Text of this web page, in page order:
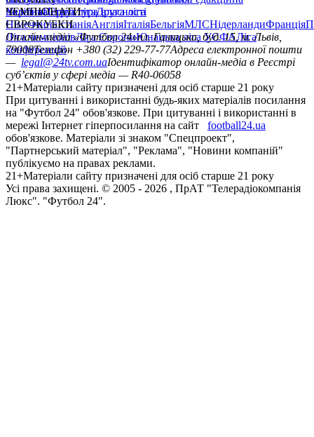
політикаСтруктура власності
УкраїнаПерша лігаДруга ліга
ЧЕМПІОНАТИ
НімеччинаІспаніяАнгліяІталіяБельгіяМЛСНідерландиФранція
ЄВРОКУБКИ
Ліга чемпіонівЛіга ЄвропиЮнацька ліга УЄФАЛіга
конференцій
Онлайн-медіа «Футбол 24»пл. Галицька, буд. 15, м. Львів,
79008Телефон +380 (32) 229-77-77Адреса електронної пошти
— legal@24tv.com.uaІдентифікатор онлайн-медіа в Реєстрі
суб’єктів у сфері медіа — R40-06058
21+Матеріали сайту призначені для осіб старше 21 року
При цитуванні і використанні будь-яких матеріалів посилання
на "Футбол 24" обов'язкове. При цитуванні і використанні в
мережі Інтернет гіперпосилання на сайт
football24.ua
обов'язкове. Матеріали зі знаком "Спецпроект",
"Партнерський матеріал", "Реклама", "Новини компаній"
публікуємо на правах реклами.
21+Матеріали сайту призначені для осіб старше 21 року
Усi права захищенi. © 2005 - 2026 , ПрАТ "Телерадіокомпанія
Люкс". "Футбол 24".